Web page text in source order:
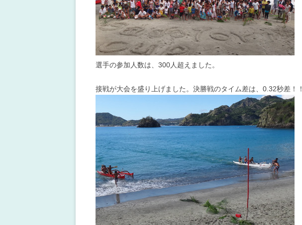
選手の参加人数は、300人超えました。
接戦が大会を盛り上げました。決勝戦のタイム差は、0.32秒差！！